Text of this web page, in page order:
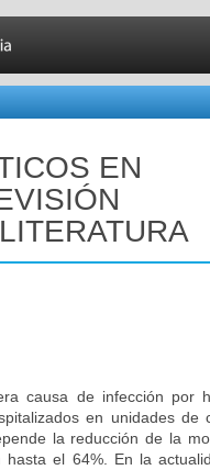
EN
causa de infección por
en unidades de
la reducción de la
el 64%. En la